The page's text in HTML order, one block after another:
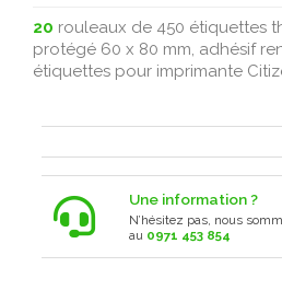
20 rouleaux de 450 étiquettes
protégé 60 x 80 mm, adhésif
étiquettes pour imprimante
Une information ?
N’hésitez pas, nous
au 0971 453 854